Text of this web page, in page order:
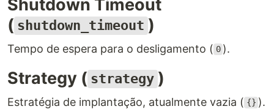
Shutdown Timeout
( shutdown_timeout )
Tempo de espera para o desligamento ( 0 ).
Strategy ( strategy )
Estratégia de implantação, atualmente vazia ( {} ).